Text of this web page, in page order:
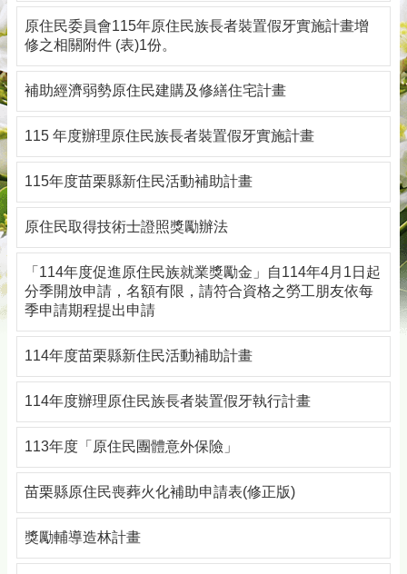
原住民委員會115年原住民族長者裝置假牙實施計畫增
修之相關附件 (表)1份。
補助經濟弱勢原住民建購及修繕住宅計畫
115 年度辦理原住民族長者裝置假牙實施計畫
115年度苗栗縣新住民活動補助計畫
原住民取得技術士證照獎勵辦法
「114年度促進原住民族就業獎勵金」自114年4月1日起
分季開放申請，名額有限，請符合資格之勞工朋友依每
季申請期程提出申請
114年度苗栗縣新住民活動補助計畫
114年度辦理原住民族長者裝置假牙執行計畫
113年度「原住民團體意外保險」
苗栗縣原住民喪葬火化補助申請表(修正版)
獎勵輔導造林計畫